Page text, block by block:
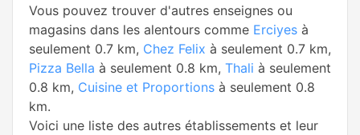
Vous pouvez trouver d'autres enseignes ou
magasins dans les alentours comme Erciyes à
seulement 0.7 km, Chez Felix à seulement 0.7 km,
Pizza Bella à seulement 0.8 km, Thali à seulement
0.8 km, Cuisine et Proportions à seulement 0.8
km.
Voici une liste des autres établissements et leur